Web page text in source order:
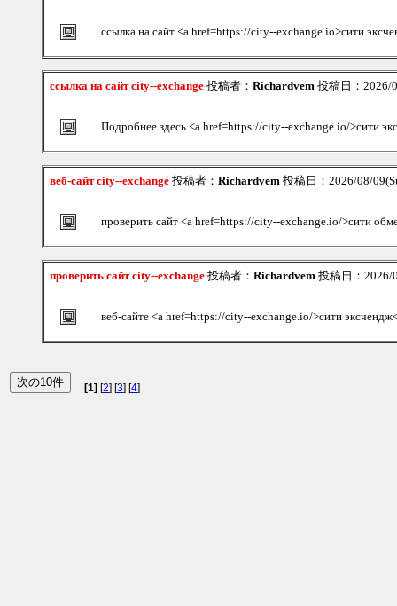
ссылка на сайт <a href=https://city--exchange.io>сити
ссылка на сайт city--exchange 投稿者： Richardvem 投稿日：2026/
Подробнее здесь <a href=https://city--exchange.io/>сити
веб-сайт city--exchange 投稿者： Richardvem 投稿日：2026/08/
проверить сайт <a href=https://city--exchange.io/>сити
проверить сайт city--exchange 投稿者： Richardvem 投稿日：
веб-сайте <a href=https://city--exchange.io/>сити
[1] [2] [3] [4]